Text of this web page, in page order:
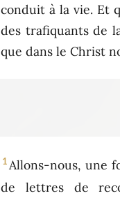
conduit à la vie. Et
des trafiquants de
que dans le Christ
1 Allons-nous, une
de lettres de